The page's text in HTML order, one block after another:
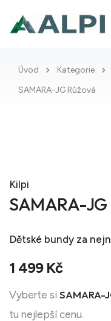
Úvod Kategorie
SAMARA-JG Růžová
Kilpi
SAMARA-JG
Dětské bundy za
1 499 Kč
Vyberte si SAMARA-
tu nejlepší cenu.